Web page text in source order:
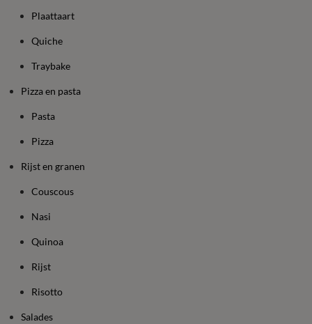
Plaattaart
Quiche
Traybake
Pizza en pasta
Pasta
Pizza
Rijst en granen
Couscous
Nasi
Quinoa
Rijst
Risotto
Salades